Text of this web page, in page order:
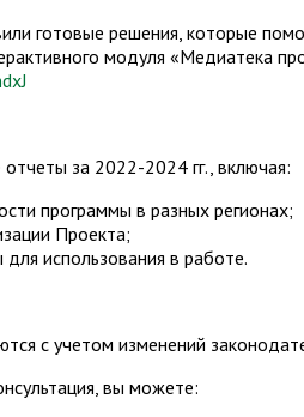
готовые решения, которые
модуля «Медиатека
за 2022-2024 гг., включая:
программы в разных регионах;
Проекта;
использования в работе.
с учетом изменений
вы можете: